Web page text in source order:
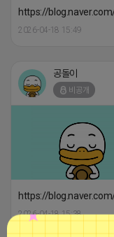
https://
2026-04-18 15:49
공돌이
비공개
https://
2026-04-18 15:38